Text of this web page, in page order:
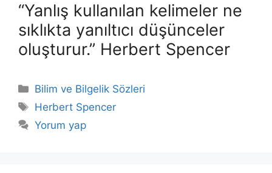
“Yanlış kullanılan kelimeler ne
sıklıkta yanıltıcı düşünceler
oluşturur.” Herbert Spencer
Kategoriler
Bilim ve Bilgelik Sözleri
Etiketler
Herbert Spencer
Yorum yap